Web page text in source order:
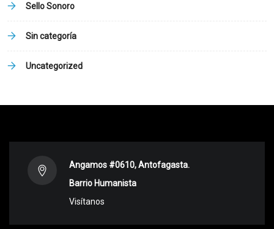
Sello Sonoro
Sin categoría
Uncategorized
Angamos #0610, Antofagasta.
Barrio Humanista
Visítanos